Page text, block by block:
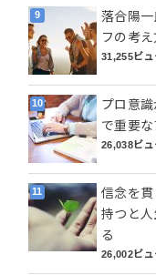
落合陽
フの考
31,255ビュ
プロ意
で重要
26,038ビュ
信念を
持つと
る
26,002ビュ